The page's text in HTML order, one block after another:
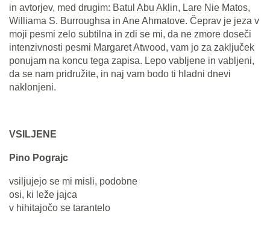
in avtorjev, med drugim: Batul Abu Aklin, Lare Nie Matos,
Williama S. Burroughsa in Ane Ahmatove. Čeprav je jeza v
moji pesmi zelo subtilna in zdi se mi, da ne zmore doseči
intenzivnosti pesmi Margaret Atwood, vam jo za zaključek
ponujam na koncu tega zapisa. Lepo vabljene in vabljeni,
da se nam pridružite, in naj vam bodo ti hladni dnevi
naklonjeni.
VSILJENE
Pino Pograjc
vsiljujejo se mi misli, podobne
osi, ki leže jajca
v hihitajočo se tarantelo